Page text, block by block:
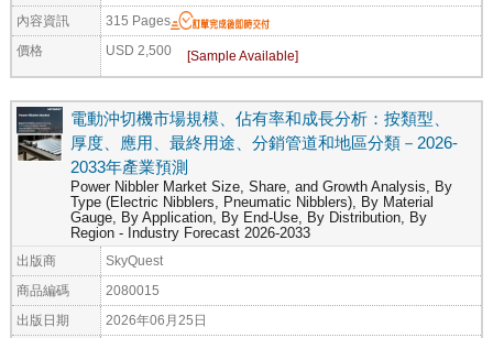
內容資訊 315 Pages
價格 USD 2,500
電動沖切機市場規模、佔有率和成長分析：按類型、
厚度、應用、最終用途、分銷管道和地區分類－2026-
2033年產業預測
Power Nibbler Market Size, Share, and Growth Analysis, By
Type (Electric Nibblers, Pneumatic Nibblers), By Material
Gauge, By Application, By End-Use, By Distribution, By
Region - Industry Forecast 2026-2033
出版商 SkyQuest
商品編碼 2080015
出版日期 2026年06月25日